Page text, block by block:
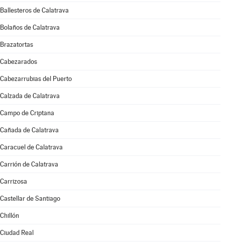
Ballesteros de Calatrava
Bolaños de Calatrava
Brazatortas
Cabezarados
Cabezarrubias del Puerto
Calzada de Calatrava
Campo de Criptana
Cañada de Calatrava
Caracuel de Calatrava
Carrión de Calatrava
Carrizosa
Castellar de Santiago
Chillón
Ciudad Real